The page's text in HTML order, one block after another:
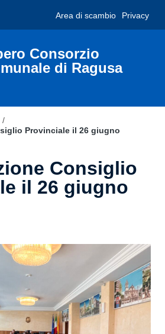
Area di scambio Privacy
Consorzio
di Ragusa
/
Provinciale il 26 giugno
Consiglio
il 26 giugno